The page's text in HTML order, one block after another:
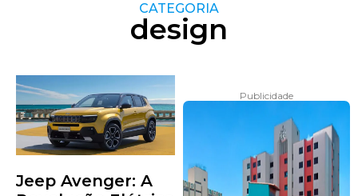
CATEGORIA
design
Jeep Avenger: A
Publicidade